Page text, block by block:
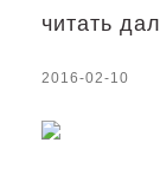
читать
2016-02-10